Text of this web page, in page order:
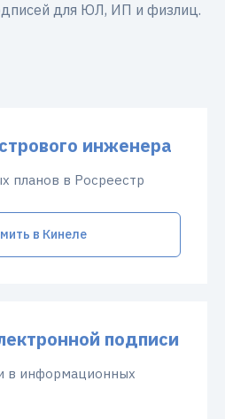
для ЮЛ, ИП и физлиц.
инженера
планов в Росреестр
в Кинеле
подписи
в информационных